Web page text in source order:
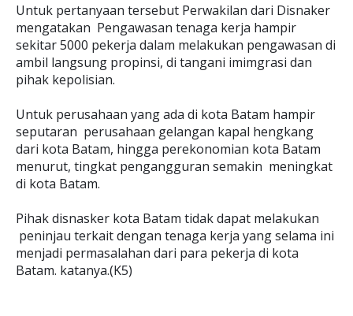
Untuk pertanyaan tersebut Perwakilan dari Disnaker
mengatakan Pengawasan tenaga kerja hampir
sekitar 5000 pekerja dalam melakukan pengawasan di
ambil langsung propinsi, di tangani imimgrasi dan
pihak kepolisian.
Untuk perusahaan yang ada di kota Batam hampir
seputaran perusahaan gelangan kapal hengkang
dari kota Batam, hingga perekonomian kota Batam
menurut, tingkat pengangguran semakin meningkat
di kota Batam.
Pihak disnasker kota Batam tidak dapat melakukan
peninjau terkait dengan tenaga kerja yang selama ini
menjadi permasalahan dari para pekerja di kota
Batam. katanya.(K5)